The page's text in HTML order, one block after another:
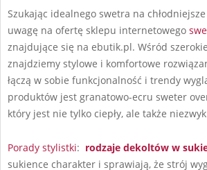
Szukając idealnego swetra na
uwagę na ofertę sklepu internetowego
znajdujące się na ebutik.pl. Wśród
znajdziemy stylowe i komfortowe
łączą w sobie funkcjonalność i trendy
produktów jest granatowo-ecru sweter
który jest nie tylko ciepły, ale także
Porady stylistki: rodzaje dekoltów w
sukience charakter i sprawiają, że strój